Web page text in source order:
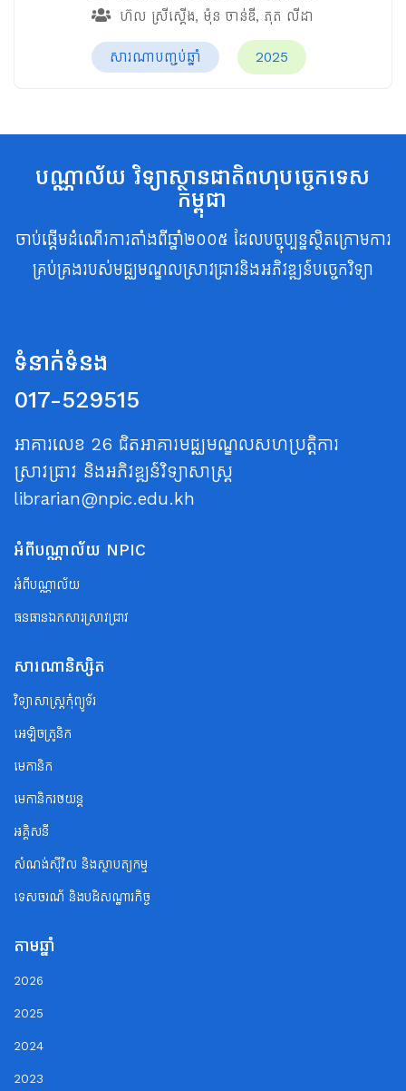
ហ៊ល ស្រីស្តើង, ម៉ុន ចាន់ឌី, ភុត​ លីដា
សារណាបញ្ចប់ឆ្នាំ 2025
បណ្ណាល័យ វិទ្យាស្ថានជាតិពហុបច្ចេកទេស
កម្ពុជា
ចាប់ផ្តើមដំណើរការតាំងពីឆ្នាំ២០០៥ ដែលបច្ចុប្បន្នស្ថិតក្រោមការ
គ្រប់គ្រងរបស់មជ្ឈមណ្ឌលស្រាវជ្រាវនិងអភិវឌ្ឍន៍បច្ចេកវិទ្យា
ទំនាក់ទំនង
017-529515
អាគារលេខ 26 ជិតអាគារមជ្ឈមណ្ឌលសហប្រត្តិការ
ស្រាវជ្រាវ និងអភិវឌ្ឍន៍វិទ្យាសាស្ត្រ
librarian@npic.edu.kh
អំពីបណ្ណាល័យ NPIC
អំពីបណ្ណាល័យ
ធនធានឯកសារស្រាវជ្រាវ
សារណានិស្សិត
វិទ្យាសាស្ត្រកុំព្យូទ័រ
អេឡិចត្រូនិក
មេកានិក
មេកានិករថយន្ត
អគ្គិសនី
សំណង់ស៊ីវិល និងស្ថាបត្យកម្ម
ទេសចរណ័ និងបដិសណ្ឋារកិច្ច
តាមឆ្នាំ
2026
2025
2024
2023